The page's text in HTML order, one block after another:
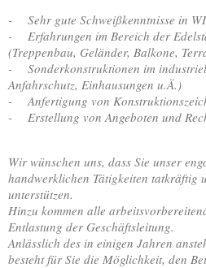
- Sehr gute Schweißkenntnisse in
- Erfahrungen im Bereich der
(Treppenbau, Geländer, Balkone,
- Sonderkonstruktionen im
Anfahrschutz, Einhausungen u.Ä.)
- Anfertigung von
- Erstellung von Angeboten und
Wir wünschen uns, dass Sie unser
handwerklichen Tätigkeiten tatkräftig
unterstützen.
Hinzu kommen alle
Entlastung der Geschäftsleitung.
Anlässlich des in einigen Jahren
besteht für Sie die Möglichkeit, den